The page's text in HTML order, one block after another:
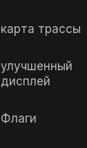
карта трассы
улучшенный
дисплей
Флаги